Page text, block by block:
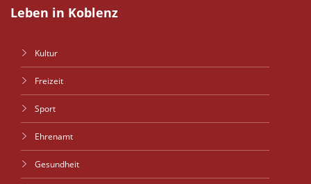
Leben in Koblenz
Kultur
Freizeit
Sport
Ehrenamt
Gesundheit